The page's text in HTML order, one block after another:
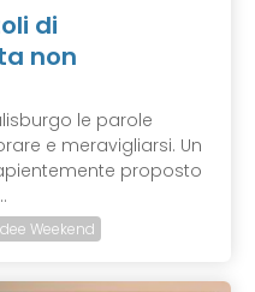
di
non
le parole
e meravigliarsi. Un
proposto
Weekend